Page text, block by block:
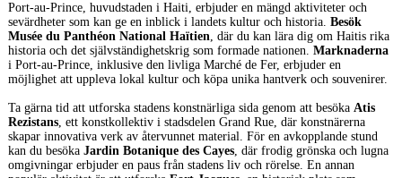
Port-au-Prince, huvudstaden i Haiti, erbjuder en mängd aktiviteter och
sevärdheter som kan ge en inblick i landets kultur och historia. Besök
Musée du Panthéon National Haïtien, där du kan lära dig om Haitis rika
historia och det självständighetskrig som formade nationen. Marknaderna
i Port-au-Prince, inklusive den livliga Marché de Fer, erbjuder en
möjlighet att uppleva lokal kultur och köpa unika hantverk och souvenirer.
Ta gärna tid att utforska stadens konstnärliga sida genom att besöka Atis
Rezistans, ett konstkollektiv i stadsdelen Grand Rue, där konstnärerna
skapar innovativa verk av återvunnet material. För en avkopplande stund
kan du besöka Jardin Botanique des Cayes, där frodig grönska och lugna
omgivningar erbjuder en paus från stadens liv och rörelse. En annan